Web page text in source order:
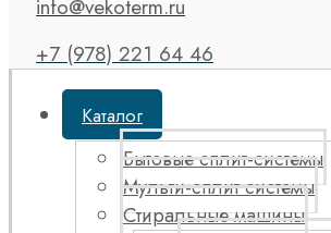
info@vekoterm.ru
+7 (978) 221 64 46
Каталог
Бытовые сплит-системы
Мульти-сплит системы
Стиральные машины